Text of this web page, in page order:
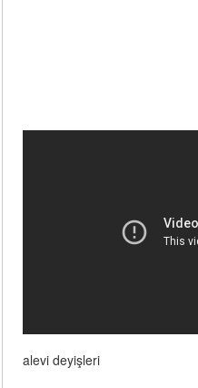
alevi deyişleri